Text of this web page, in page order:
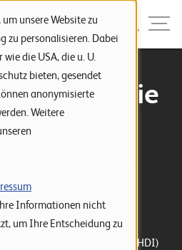
unsere Website zu
zu personalisieren. Dabei
die USA, die u. U.
bieten, gesendet
anonymisierte
Weitere
Informationen nicht
um Ihre Entscheidung zu
Menu
S
t
a
e
i
die
deckt HDI Global SE (HDI)